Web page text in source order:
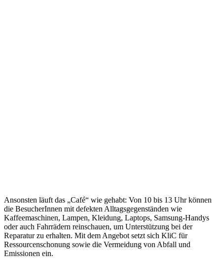
Ansonsten läuft das „Café“ wie gehabt: Von 10 bis 13 Uhr können
die BesucherInnen mit defekten Alltagsgegenständen wie
Kaffeemaschinen, Lampen, Kleidung, Laptops, Samsung-Handys
oder auch Fahrrädern reinschauen, um Unterstützung bei der
Reparatur zu erhalten. Mit dem Angebot setzt sich KliC für
Ressourcenschonung sowie die Vermeidung von Abfall und
Emissionen ein.